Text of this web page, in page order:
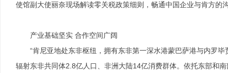
使馆副大使丽奈现场解读零关税政策细则，畅通中国企业与肯方的
产业基础坚实 合作空间广阔
“肯尼亚地处东非枢纽，拥有东非第一深水港蒙巴萨港与内罗
辐射东非共同体2.8亿人口、非洲大陆14亿消费群体。依托东部和